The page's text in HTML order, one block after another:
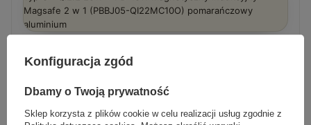
Konfiguracja zgód
Dbamy o Twoją prywatność
Sklep korzysta z plików cookie w celu realizacji usług zgodnie z